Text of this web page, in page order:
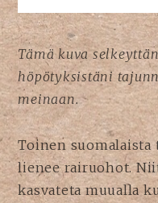
Tämä kuva
höpötyksistäni
meinaan.
Toinen
lienee rairuohot.
kasvateta muualla